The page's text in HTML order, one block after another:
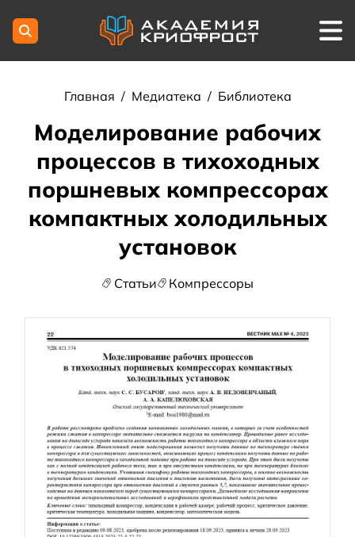
Главная / Медиатека / Библиотека
Моделирование рабочих
процессов в тихоходных
поршневых компрессорах
компактных холодильных
установок
Статьи Компрессоры